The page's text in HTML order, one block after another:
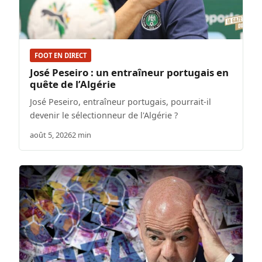
FOOT EN DIRECT
José Peseiro : un entraîneur portugais en
quête de l’Algérie
José Peseiro, entraîneur portugais, pourrait-il
devenir le sélectionneur de l'Algérie ?
août 5, 20262 min